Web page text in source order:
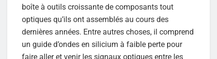
boîte à outils croissante de composants tout
optiques qu’ils ont assemblés au cours des
dernières années. Entre autres choses, il comprend
un guide d’ondes en silicium à faible perte pour
faire aller et venir les signaux optiques entre les